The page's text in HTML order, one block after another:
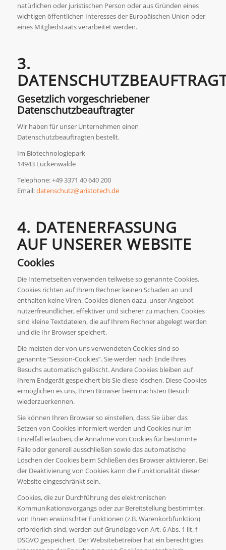
natürlichen oder juristischen Person oder aus Gründen eines
wichtigen öffentlichen Interesses der Europäischen Union oder
eines Mitgliedstaats verarbeitet werden.
3.
Gesetzlich vorgeschriebener
Datenschutzbeauftragter
Wir haben für unser Unternehmen einen
Datenschutzbeauftragten bestellt.
Im Biotechnologiepark
14943 Luckenwalde
Telephone: +49 3371 40 640 200
Email:datenschutz@aristotech.de
4. DATENERFASSUNG
AUF UNSERER WEBSITE
Cookies
Die Internetseiten verwenden teilweise so genannte Cookies.
Cookies richten auf Ihrem Rechner keinen Schaden an und
enthalten keine Viren. Cookies dienen dazu, unser Angebot
nutzerfreundlicher, effektiver und sicherer zu machen. Cookies
sind kleine Textdateien, die auf Ihrem Rechner abgelegt werden
und die Ihr Browser speichert.
Die meisten der von uns verwendeten Cookies sind so
genannte “Session-Cookies”. Sie werden nach Ende Ihres
Besuchs automatisch gelöscht. Andere Cookies bleiben auf
Ihrem Endgerät gespeichert bis Sie diese löschen. Diese Cookies
ermöglichen es uns, Ihren Browser beim nächsten Besuch
wiederzuerkennen.
Sie können Ihren Browser so einstellen, dass Sie über das
Setzen von Cookies informiert werden und Cookies nur im
Einzelfall erlauben, die Annahme von Cookies für bestimmte
Fälle oder generell ausschließen sowie das automatische
Löschen der Cookies beim Schließen des Browser aktivieren. Bei
der Deaktivierung von Cookies kann die Funktionalität dieser
Website eingeschränkt sein.
Cookies, die zur Durchführung des elektronischen
Kommunikationsvorgangs oder zur Bereitstellung bestimmter,
von Ihnen erwünschter Funktionen (z.B. Warenkorbfunktion)
erforderlich sind, werden auf Grundlage von Art. 6 Abs. 1 lit. f
DSGVO gespeichert. Der Websitebetreiber hat ein berechtigtes